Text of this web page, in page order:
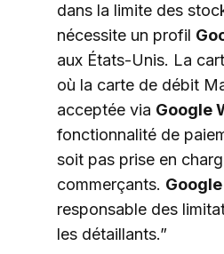
dans la limite des
nécessite un profil
aux États-Unis. La
où la carte de débit
acceptée via Google
fonctionnalité de
soit pas prise en
commerçants. Google
responsable des
les détaillants.”